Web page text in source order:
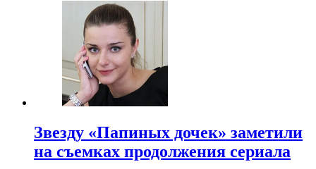
Звезду «Папиных дочек» заметили
на съемках продолжения сериала